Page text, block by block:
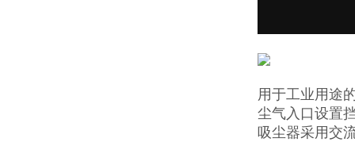
用于工业用途
尘气入口设置
吸尘器采用交